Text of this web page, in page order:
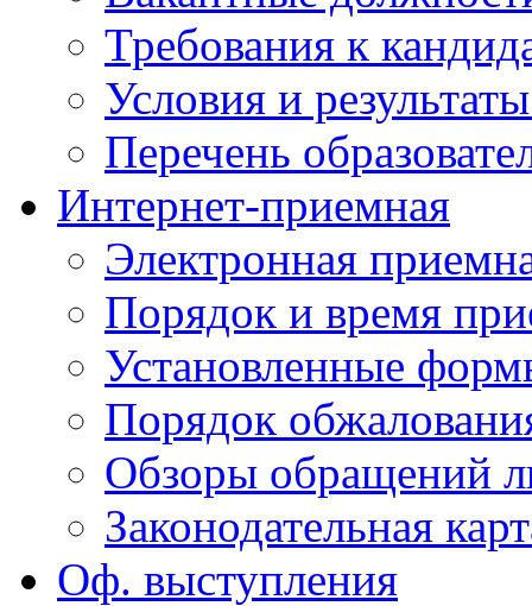
Требования к
Условия и
Перечень
Интернет-приемная
Электронная
Порядок и время
Установленные
Порядок
Обзоры обращений
Законодательная
Оф. выступления